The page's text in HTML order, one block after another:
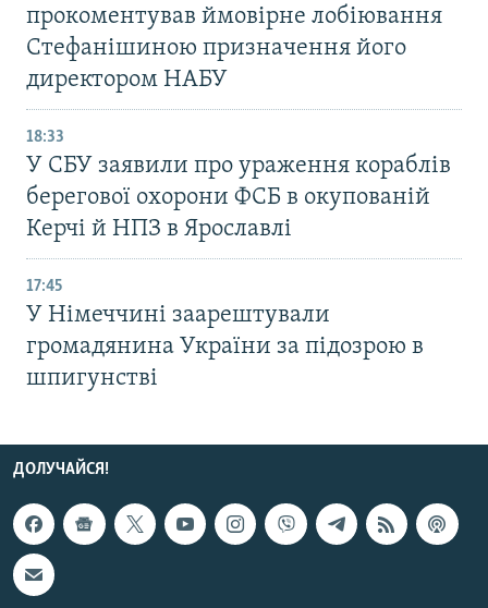
прокоментував ймовірне лобіювання
Стефанішиною призначення його
директором НАБУ
18:33
У СБУ заявили про ураження кораблів
берегової охорони ФСБ в окупованій
Керчі й НПЗ в Ярославлі
17:45
У Німеччині заарештували
громадянина України за підозрою в
шпигунстві
ДОЛУЧАЙСЯ!